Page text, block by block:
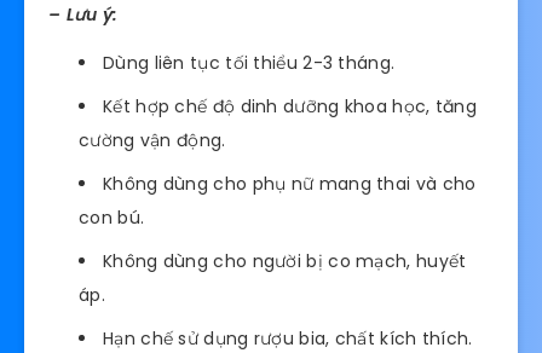
– Lưu ý:
Dùng liên tục tối thiểu 2-3 tháng.
Kết hợp chế độ dinh dưỡng khoa học, tăng
cường vận động.
Không dùng cho phụ nữ mang thai và cho
con bú.
Không dùng cho người bị co mạch, huyết
áp.
Hạn chế sử dụng rượu bia, chất kích thích.